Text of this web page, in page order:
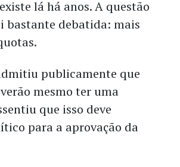
lá há anos. A questão
bastante debatida: mais
publicamente que
mesmo ter uma
que isso deve
para a aprovação da